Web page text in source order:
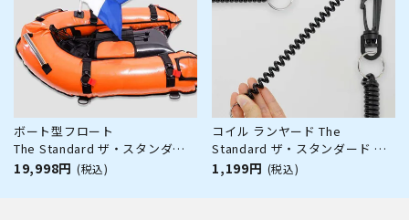
ボート型フロート
The Standard ザ・スタンダー
ド ダイビング フリーダイビング
19,998円 (税込)
コイル ランヤード The
Standard ザ・スタンダード プ
ラスチック スイベル ダイビング
1,199円 (税込)